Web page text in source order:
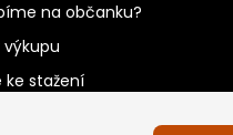
na občanku?
ke stažení